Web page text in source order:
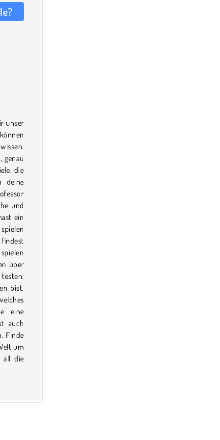
unser
genau
die
deine
und
ein
über
bist,
eine
auch
Finde
um
all die